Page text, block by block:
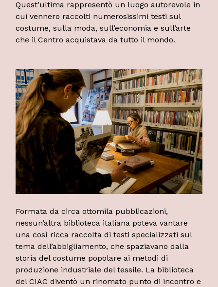
Quest’ultima rappresentò un luogo autorevole in
cui vennero raccolti numerosissimi testi sul
costume, sulla moda, sull’economia e sull’arte
che il Centro acquistava da tutto il mondo.
Formata da circa ottomila pubblicazioni,
nessun’altra biblioteca italiana poteva vantare
una così ricca raccolta di testi specializzati sul
tema dell’abbigliamento, che spaziavano dalla
storia del costume popolare ai metodi di
produzione industriale del tessile. La biblioteca
del CIAC diventò un rinomato punto di incontro e